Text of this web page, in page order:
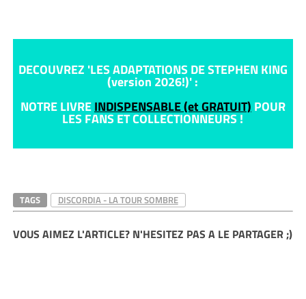
DECOUVREZ 'LES ADAPTATIONS DE STEPHEN KING
(version 2026!)' :
NOTRE LIVREINDISPENSABLE (et GRATUIT) POUR
LES FANS ET COLLECTIONNEURS !
TAGS DISCORDIA - LA TOUR SOMBRE
VOUS AIMEZ L'ARTICLE? N'HESITEZ PAS A LE PARTAGER ;)